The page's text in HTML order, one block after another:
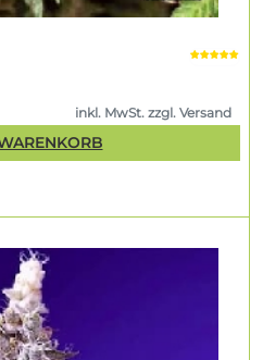
inkl. MwSt. zzgl. Versand